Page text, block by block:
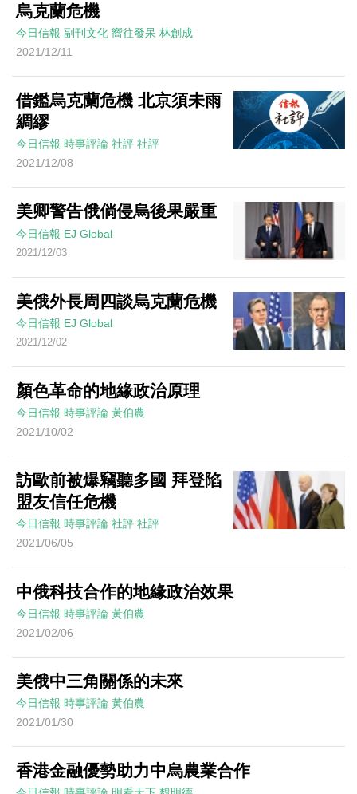
烏克蘭危機
今日信報 副刊文化 嚮往發呆 林創成
2021/12/11
借鑑烏克蘭危機 北京須未雨
綢繆
今日信報 時事評論 社評 社評
2021/12/08
美卿警告俄倘侵烏後果嚴重
今日信報 EJ Global
2021/12/03
美俄外長周四談烏克蘭危機
今日信報 EJ Global
2021/12/02
顏色革命的地緣政治原理
今日信報 時事評論 黃伯農
2021/10/02
訪歐前被爆竊聽多國 拜登陷
盟友信任危機
今日信報 時事評論 社評 社評
2021/06/05
中俄科技合作的地緣政治效果
今日信報 時事評論 黃伯農
2021/02/06
美俄中三角關係的未來
今日信報 時事評論 黃伯農
2021/01/30
香港金融優勢助力中烏農業合作